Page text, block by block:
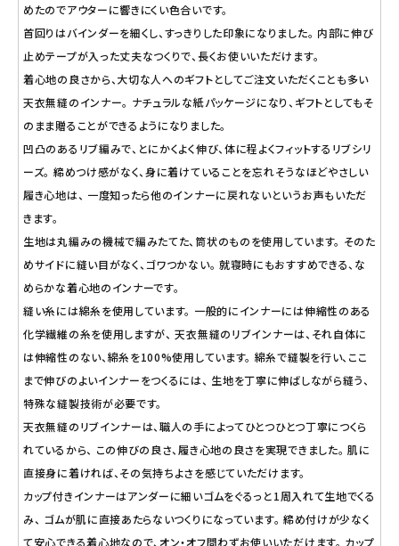
めたのでアウターに響きにくい色合いです。
首回りはバインダーを細くし、すっきりした印象になりました。 内部に伸び
止めテープが入った丈夫なつくりで、長くお使いいただけます。
着心地の良さから、大切な人へのギフトとしてご注文いただくことも多い
天衣無縫のインナー。 ナチュラルな紙パッケージになり、ギフトとしてもそ
のまま贈ることができるようになりました。
凹凸のあるリブ編みで、とにかくよく伸び、体に程よくフィットするリブシリ
ーズ。 締めつけ感がなく、身に着けていることを忘れそうなほどやさしい
履き心地は、 一度知ったら他のインナーに戻れないというお声もいただ
きます。
生地は丸編みの機械で編みたてた、筒状のものを使用しています。 そのた
めサイドに縫い目がなく、ゴワつかない。 就寝時にもおすすめできる、な
めらかな着心地のインナーです。
縫い糸には綿糸を使用しています。 一般的にインナーには伸縮性のある
化学繊維の糸を使用しますが、 天衣無縫のリブインナーは、それ自体に
は伸縮性のない、綿糸を100%使用しています。 綿糸で縫製を行い、ここ
まで伸びのよいインナーをつくるには、 生地を丁寧に伸ばしながら縫う、
特殊な縫製技術が必要です。
天衣無縫のリブインナーは、職人の手によってひとつひとつ丁寧につくら
れているから、 この伸びの良さ、履き心地の良さを実現できました。 肌に
直接身に着ければ、その気持ちよさを感じていただけます。
カップ付きインナーはアンダーに細いゴムをぐるっと1周入れて生地でくる
み、 ゴムが肌に直接あたらないつくりになっています。 締め付けが少なく
て安心できる着心地なので、オン・オフ問わずお使いいただけます。 カップ